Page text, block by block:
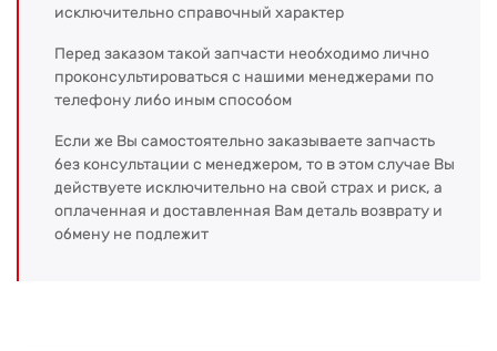
исключительно справочный характер
Перед заказом такой запчасти необходимо лично
проконсультироваться с нашими менеджерами по
телефону либо иным способом
Если же Вы самостоятельно заказываете запчасть
без консультации с менеджером, то в этом случае Вы
действуете исключительно на свой страх и риск, а
оплаченная и доставленная Вам деталь возврату и
обмену не подлежит